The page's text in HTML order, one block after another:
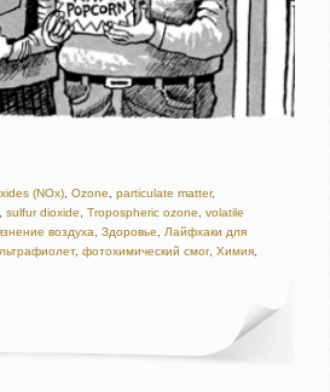
(NOx) Ozone particulate matter,
sulfur dioxide Tropospheric ozone
volatile
воздуха Здоровье
Лайфхаки для
, фотохимический смог, Химия